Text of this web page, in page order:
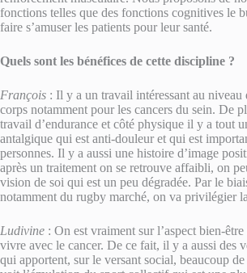
fonctions telles que des fonctions cognitives le
faire s’amuser les patients pour leur santé.
Quels sont les bénéfices de cette discipline ?
François : Il y a un travail intéressant au niveau
corps notamment pour les cancers du sein. De
travail d’endurance et côté physique il y a tout
antalgique qui est anti-douleur et qui est
personnes. Il y a aussi une histoire d’image
après un traitement on se retrouve affaibli, on
vision de soi qui est un peu dégradée. Par le
notamment du rugby marché, on va privilégier
Ludivine : On est vraiment sur l’aspect bien-
vivre avec le cancer. De ce fait, il y a aussi des
qui apportent, sur le versant social, beaucoup